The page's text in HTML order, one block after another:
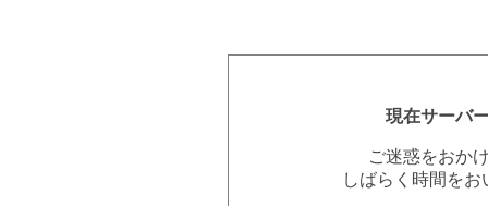
現在サーバ
ご迷惑をおか
しばらく時間を